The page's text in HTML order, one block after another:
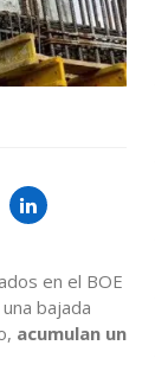
en el BOE
bajada
acumulan un